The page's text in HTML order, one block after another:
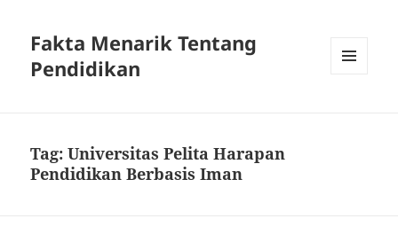
Fakta Menarik Tentang
Pendidikan
Tag:Universitas Pelita Harapan
Pendidikan Berbasis Iman